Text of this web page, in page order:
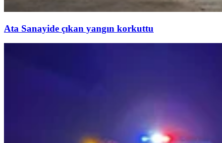
Ata Sanayide çıkan yangın korkuttu